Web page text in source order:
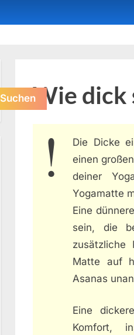
Wie dick
Die Dicke
einen
deiner
Yogamatte
Eine
sein, die
zusätzliche
Matte auf
Asanas
Eine
Komfort,
Suchen